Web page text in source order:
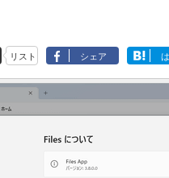
リスト シェア